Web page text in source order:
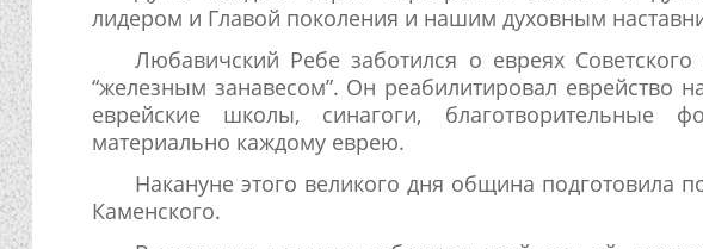
лидером и Главой поколения и нашим духовным
Любавичский Ребе заботился о евреях
“железным занавесом”. Он реабилитировал еврейство
еврейские школы, синагоги,
материально каждому еврею.
Накануне этого великого дня община подготовила
Каменского.